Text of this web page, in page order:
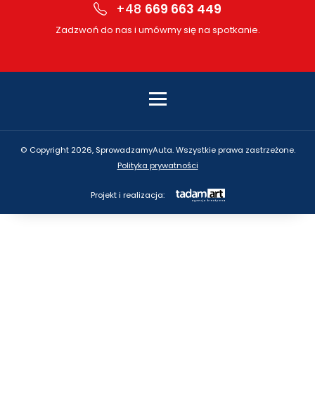
+48 669 663 449
Zadzwoń do nas i umówmy się na spotkanie.
© Copyright 2026, SprowadzamyAuta. Wszystkie prawa zastrzeżone.
Polityka prywatności
Projekt i realizacja: